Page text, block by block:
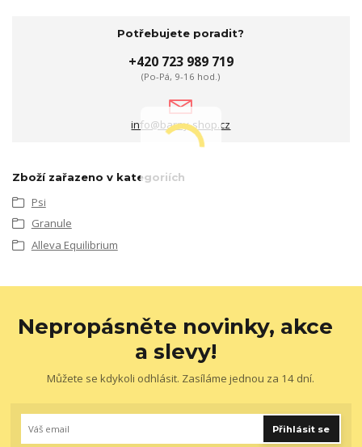
Potřebujete poradit?
+420 723 989 719
(Po-Pá, 9-16 hod.)
info@barny-shop.cz
Zboží zařazeno v kategoriích
Psi
Granule
Alleva Equilibrium
Nepropásněte novinky, akce
a slevy!
Můžete se kdykoli odhlásit. Zasíláme jednou za 14 dní.
Přihlásit se